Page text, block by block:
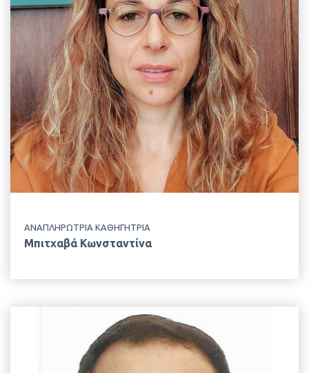
ΑΝΑΠΛΗΡΩΤΡΙΑ ΚΑΘΗΓΗΤΡΙΑ
Μπιτχαβά Κωνσταντίνα
ΤΗΛΕΦΩΝΟ
+30 210 529 4428
ΤΟΠΟΘΕΣΙΑ
Κτίριο Δημακόπουλου, 1ος Όροφος
ΕΡΓΑΣΤΗΡΙΟ
Εφηρμοσμένης Υδροβιολογίας